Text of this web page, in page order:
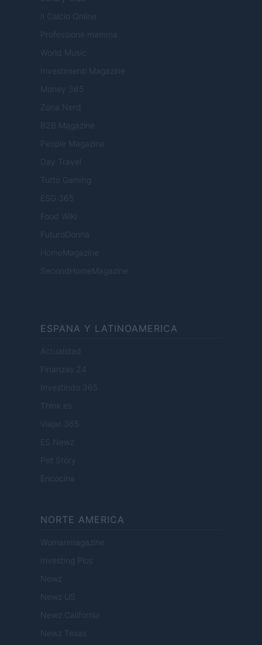
Il Calcio Online
Professione mamma
World Music
Investimenti Magazine
Money 365
Zona Nerd
B2B Magazine
People Magazine
Day Travel
Tutto Gaming
ESG 365
Food Wiki
FuturoDonna
HomeMagazine
SecondHomeMagazine
ESPANA Y LATINOAMERICA
Actualidad
Finanzas 24
Investindo 365
Think.es
Viajar 365
ES Newz
Pet Story
Encocina
NORTE AMERICA
Womanmagazine
Investing Plus
Newz
Newz US
Newz California
Newz Texas